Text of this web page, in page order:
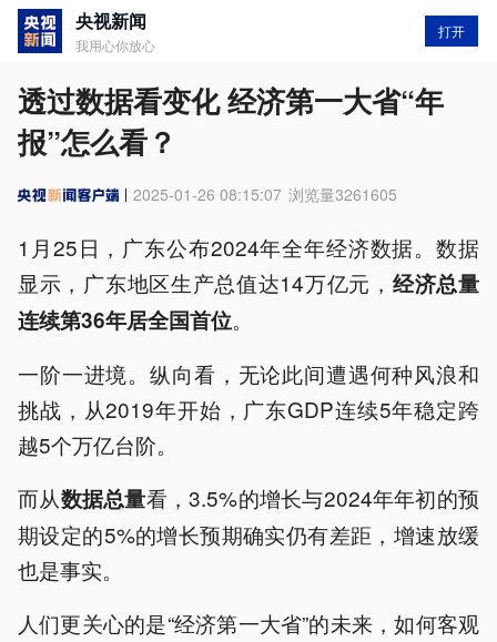
央视新闻
我用心你放心
打开
透过数据看变化 经济第一大省“年
报”怎么看？
2025-01-26 08:15:07 浏览量3261605
1月25日，广东公布2024年全年经济数据。数据
显示，广东地区生产总值达14万亿元， 经济总量
连续第36年居全国首位。
一阶一进境。纵向看，无论此间遭遇何种风浪和
挑战，从2019年开始，广东GDP连续5年稳定跨
越5个万亿台阶。
而从数据总量看，3.5%的增长与2024年年初的预
期设定的5%的增长预期确实仍有差距，增速放缓
也是事实。
人们更关心的是“经济第一大省”的未来，如何客观